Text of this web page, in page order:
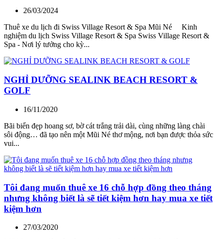
26/03/2024
Thuê xe du lịch đi Swiss Village Resort & Spa Mũi Né Kinh
nghiệm du lịch Swiss Village Resort & Spa Swiss Village Resort &
Spa - Nơi lý tưởng cho kỳ...
NGHỈ DƯỠNG SEALINK BEACH RESORT &
GOLF
16/11/2020
Bãi biển đẹp hoang sơ, bờ cát trắng trải dài, cùng những làng chài
sôi động… đã tạo nên một Mũi Né thơ mộng, nơi bạn được thỏa sức
vui...
Tôi đang muốn thuê xe 16 chỗ hợp đồng theo tháng
nhưng không biết là sẽ tiết kiệm hơn hay mua xe tiết
kiệm hơn
27/03/2020